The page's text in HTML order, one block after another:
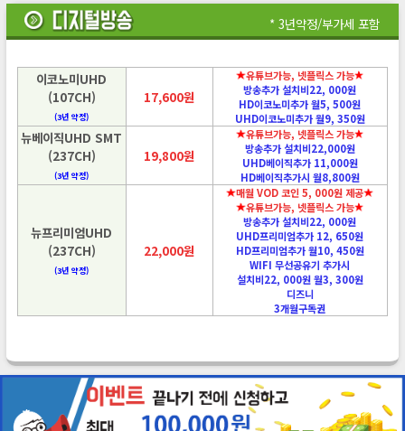
* 3년약정/부가세 포함
이코노미UHD
(107CH)
(3년 약정)
17,600원
유튜브가능, 넷플릭스 가능
방송추가 설치비22, 000원
HD이코노미추가 월5, 500원
UHD이코노미추가 월9, 350원
뉴베이직UHD SMT
(237CH)
(3년 약정)
19,800원
유튜브가능, 넷플릭스 가능
방송추가 설치비22,000원
UHD베이직추가 11,000원
HD베이직추가시 월8,800원
뉴프리미엄UHD
(237CH)
(3년 약정)
22,000원
매월 VOD 코인 5, 000원 제공
유튜브가능, 넷플릭스 가능
방송추가 설치비22, 000원
UHD프리미엄추가 12, 650원
HD프리미엄추가 월10, 450원
WIFI 무선공유기 추가시
설치비22, 000원 월3, 300원
디즈니
3개월구독권